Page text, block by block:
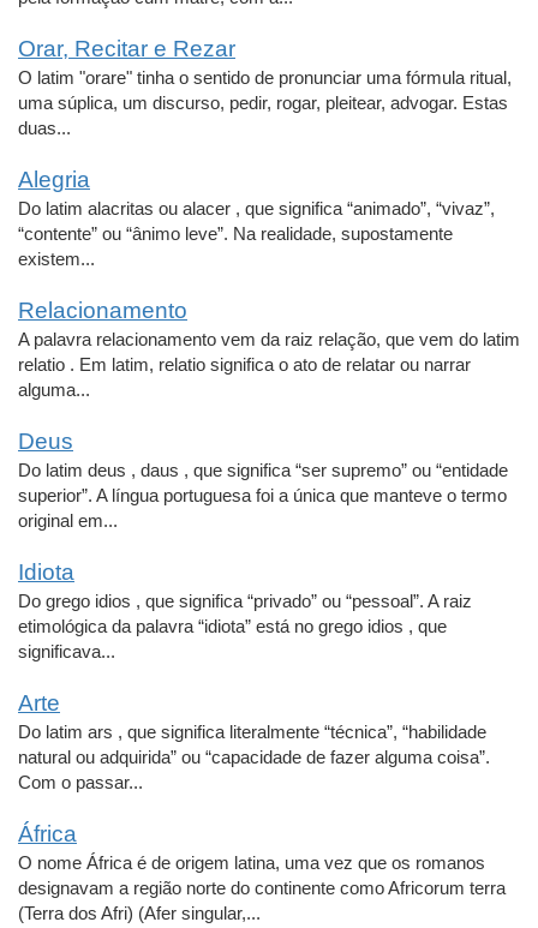
Orar, Recitar e Rezar
O latim "orare" tinha o sentido de pronunciar uma fórmula ritual,
uma súplica, um discurso, pedir, rogar, pleitear, advogar. Estas
duas...
Alegria
Do latim alacritas ou alacer , que significa “animado”, “vivaz”,
“contente” ou “ânimo leve”. Na realidade, supostamente
existem...
Relacionamento
A palavra relacionamento vem da raiz relação, que vem do latim
relatio . Em latim, relatio significa o ato de relatar ou narrar
alguma...
Deus
Do latim deus , daus , que significa “ser supremo” ou “entidade
superior”. A língua portuguesa foi a única que manteve o termo
original em...
Idiota
Do grego idios , que significa “privado” ou “pessoal”. A raiz
etimológica da palavra “idiota” está no grego idios , que
significava...
Arte
Do latim ars , que significa literalmente “técnica”, “habilidade
natural ou adquirida” ou “capacidade de fazer alguma coisa”.
Com o passar...
África
O nome África é de origem latina, uma vez que os romanos
designavam a região norte do continente como Africorum terra
(Terra dos Afri) (Afer singular,...